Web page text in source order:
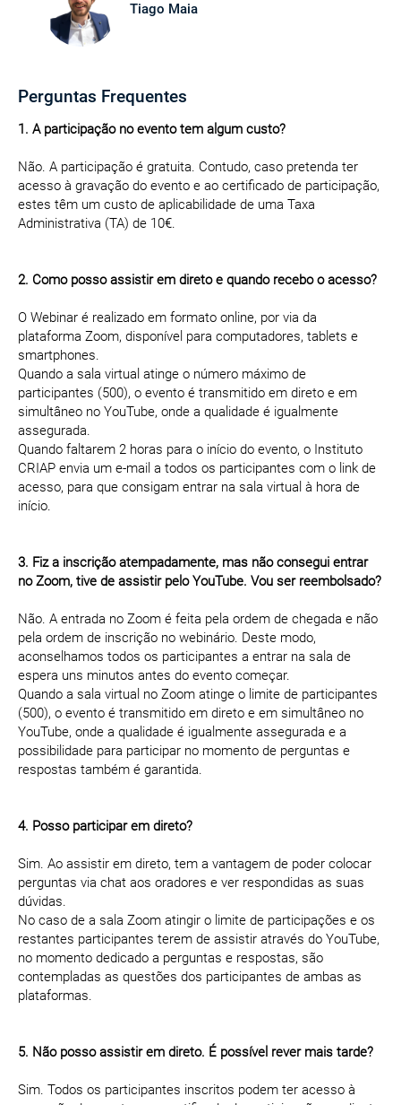
Tiago Maia
Perguntas Frequentes
1. A participação no evento tem algum custo?
Não. A participação é gratuita. Contudo, caso pretenda ter
acesso à gravação do evento e ao certificado de participação,
estes têm um custo de aplicabilidade de uma Taxa
Administrativa (TA) de 10€.
2. Como posso assistir em direto e quando recebo o acesso?
O Webinar é realizado em formato online, por via da
plataforma Zoom, disponível para computadores, tablets e
smartphones.
Quando a sala virtual atinge o número máximo de
participantes (500), o evento é transmitido em direto e em
simultâneo no YouTube, onde a qualidade é igualmente
assegurada.
Quando faltarem 2 horas para o início do evento, o Instituto
CRIAP envia um e-mail a todos os participantes com o link de
acesso, para que consigam entrar na sala virtual à hora de
início.
3. Fiz a inscrição atempadamente, mas não consegui entrar
no Zoom, tive de assistir pelo YouTube. Vou ser reembolsado?
Não. A entrada no Zoom é feita pela ordem de chegada e não
pela ordem de inscrição no webinário. Deste modo,
aconselhamos todos os participantes a entrar na sala de
espera uns minutos antes do evento começar.
Quando a sala virtual no Zoom atinge o limite de participantes
(500), o evento é transmitido em direto e em simultâneo no
YouTube, onde a qualidade é igualmente assegurada e a
possibilidade para participar no momento de perguntas e
respostas também é garantida.
4. Posso participar em direto?
Sim. Ao assistir em direto, tem a vantagem de poder colocar
perguntas via chat aos oradores e ver respondidas as suas
dúvidas.
No caso de a sala Zoom atingir o limite de participações e os
restantes participantes terem de assistir através do YouTube,
no momento dedicado a perguntas e respostas, são
contempladas as questões dos participantes de ambas as
plataformas.
5. Não posso assistir em direto. É possível rever mais tarde?
Sim. Todos os participantes inscritos podem ter acesso à